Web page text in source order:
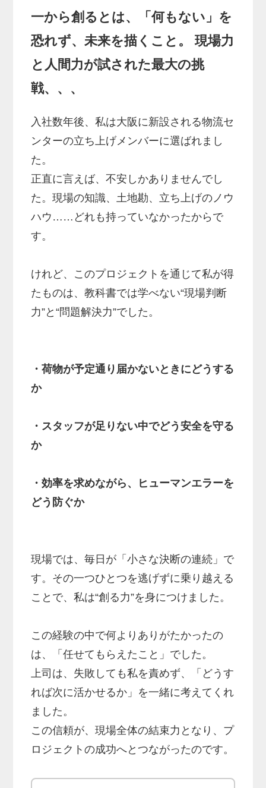
一から創るとは、「何もない」を
恐れず、未来を描くこと。 現場力
と人間力が試された最大の挑
戦、、、
入社数年後、私は大阪に新設される物流セ
ンターの立ち上げメンバーに選ばれまし
た。
正直に言えば、不安しかありませんでし
た。現場の知識、土地勘、立ち上げのノウ
ハウ……どれも持っていなかったからで
す。
けれど、このプロジェクトを通じて私が得
たものは、教科書では学べない“現場判断
力”と“問題解決力”でした。
・荷物が予定通り届かないときにどうする
か
・スタッフが足りない中でどう安全を守る
か
・効率を求めながら、ヒューマンエラーを
どう防ぐか
現場では、毎日が「小さな決断の連続」で
す。その一つひとつを逃げずに乗り越える
ことで、私は“創る力”を身につけました。
この経験の中で何よりありがたかったの
は、「任せてもらえたこと」でした。
上司は、失敗しても私を責めず、「どうす
れば次に活かせるか」を一緒に考えてくれ
ました。
この信頼が、現場全体の結束力となり、プ
ロジェクトの成功へとつながったのです。